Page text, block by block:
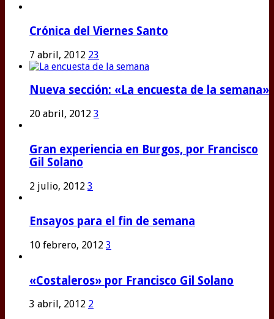
Crónica del Viernes Santo
7 abril, 2012 23
Nueva sección: «La encuesta de la semana»
20 abril, 2012 3
Gran experiencia en Burgos, por Francisco
Gil Solano
2 julio, 2012 3
Ensayos para el fin de semana
10 febrero, 2012 3
«Costaleros» por Francisco Gil Solano
3 abril, 2012 2